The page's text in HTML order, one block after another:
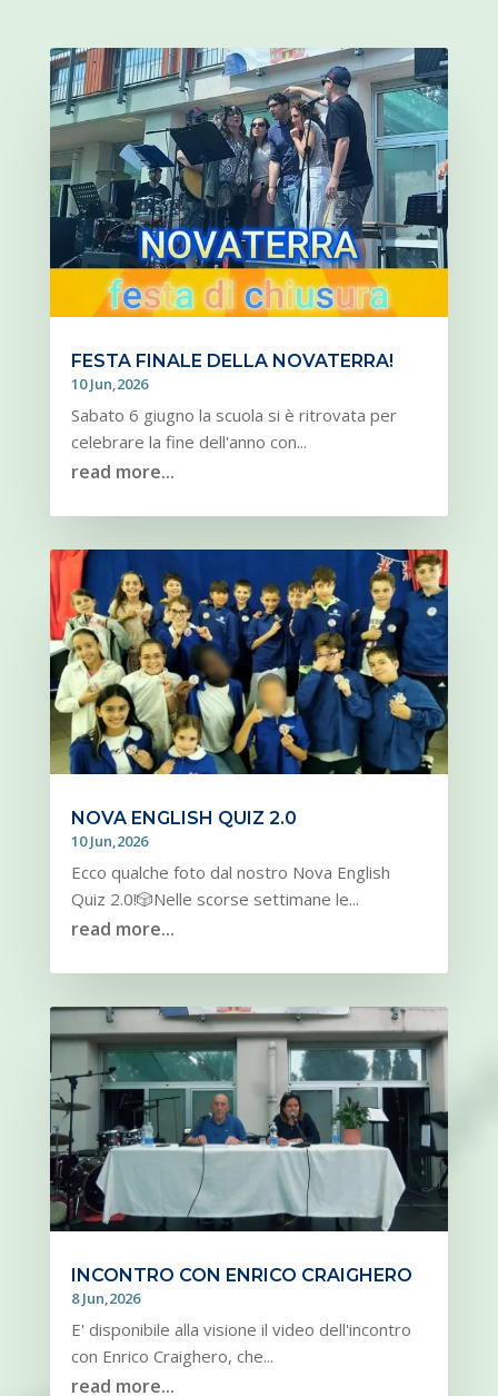
FESTA FINALE DELLA NOVATERRA!
10 Jun,2026
Sabato 6 giugno la scuola si è ritrovata per
celebrare la fine dell'anno con...
read more...
NOVA ENGLISH QUIZ 2.0
10 Jun,2026
Ecco qualche foto dal nostro Nova English
Quiz 2.0!🎲Nelle scorse settimane le...
read more...
INCONTRO CON ENRICO CRAIGHERO
8 Jun,2026
E' disponibile alla visione il video dell'incontro
con Enrico Craighero, che...
read more...